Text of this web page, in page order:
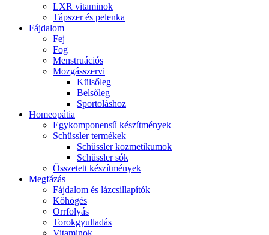
LXR vitaminok
Tápszer és pelenka
Fájdalom
Fej
Fog
Menstruációs
Mozgásszervi
Külsőleg
Belsőleg
Sportoláshoz
Homeopátia
Egykomponensű készítmények
Schüssler termékek
Schüssler kozmetikumok
Schüssler sók
Összetett készítmények
Megfázás
Fájdalom és lázcsillapítók
Köhögés
Orrfolyás
Torokgyulladás
Vitaminok